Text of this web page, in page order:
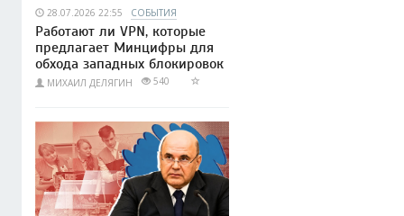
28.07.2026 22:55 СОБЫТИЯ
Работают ли VPN, которые
предлагает Минцифры для
обхода западных блокировок
МИХАИЛ ДЕЛЯГИН 540